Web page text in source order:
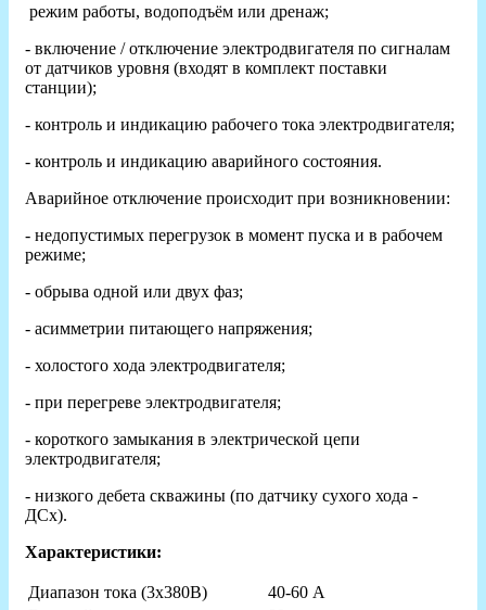
режим работы, водоподъём или дренаж;
- включение / отключение электродвигателя по сигналам
от датчиков уровня (входят в комплект поставки
станции);
- контроль и индикацию рабочего тока электродвигателя;
- контроль и индикацию аварийного состояния.
Аварийное отключение происходит при возникновении:
- недопустимых перегрузок в момент пуска и в рабочем
режиме;
- обрыва одной или двух фаз;
- асимметрии питающего напряжения;
- холостого хода электродвигателя;
- при перегреве электродвигателя;
- короткого замыкания в электрической цепи
электродвигателя;
- низкого дебета скважины (по датчику сухого хода -
ДСх).
Характеристики:
Диапазон тока (3х380В)
40-60 А